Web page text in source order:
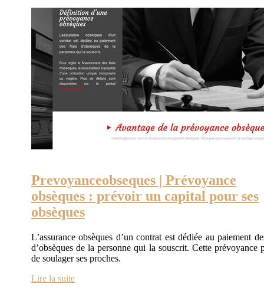
Prevoyanceobseques | Prévoyance
obsèques : prévoir un capital pour ses
obsèques
L’assurance obsèques d’un contrat est dédiée au paiement
d’obsèques de la personne qui la souscrit. Cette prévoyance
de soulager ses proches.
Lire la suite